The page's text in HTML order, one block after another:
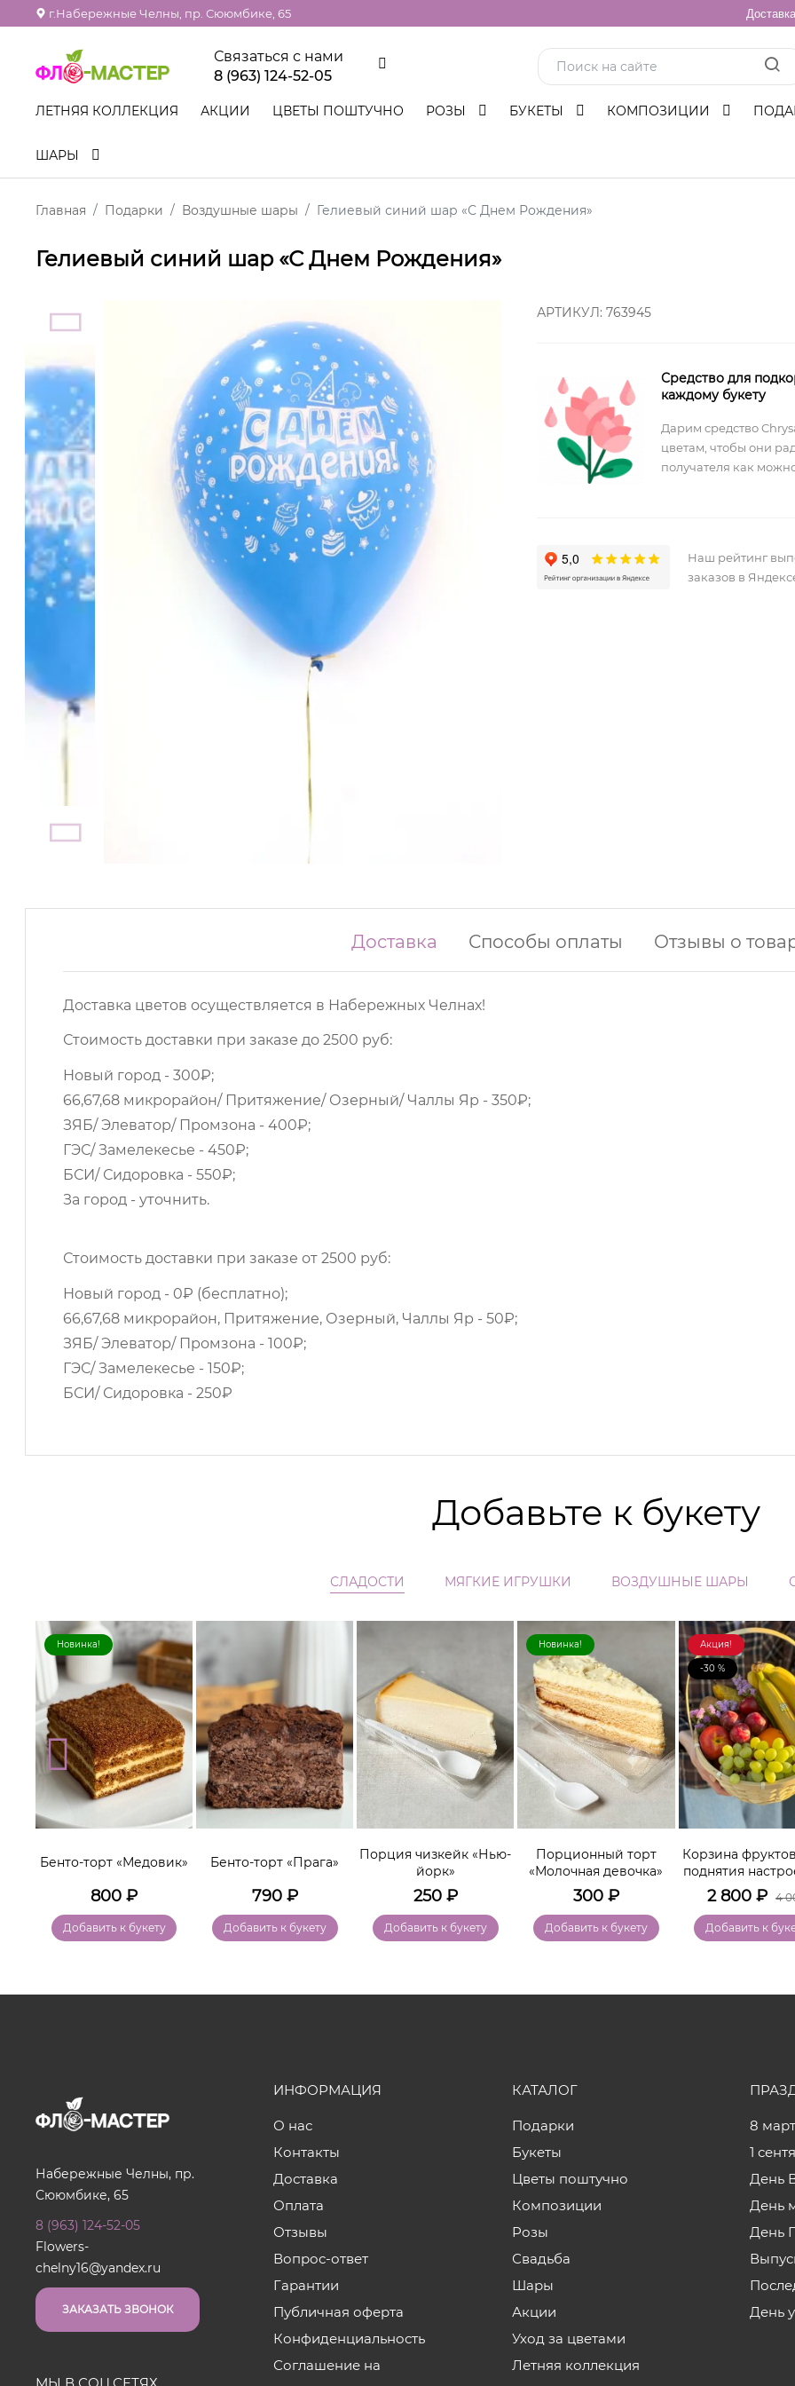
г.Набережные Челны, пр. Сююмбике, 65 Доставка
Связаться с нами
8 (963) 124-52-05
ЛЕТНЯЯ КОЛЛЕКЦИЯ АКЦИИ ЦВЕТЫ ПОШТУЧНО РОЗЫ БУКЕТЫ КОМПОЗИЦИИ
ШАРЫ
Главная Подарки Воздушные шары Гелиевый синий шар «С Днем Рождения»
Гелиевый синий шар «С Днем Рождения»
АРТИКУЛ: 763945
Средство для
каждому букету
Дарим средство
цветам, чтобы они
получателя как
Наш рейтинг
заказов в
Доставка Способы оплаты Отзывы о
Доставка цветов осуществляется в Набережных Челнах!
Стоимость доставки при заказе до 2500 руб:
Новый город - 300₽;
66,67,68 микрорайон/ Притяжение/ Озерный/ Чаллы Яр - 350₽;
ЗЯБ/ Элеватор/ Промзона - 400₽;
ГЭС/ Замелекесье - 450₽;
БСИ/ Сидоровка - 550₽;
За город - уточнить.
Стоимость доставки при заказе от 2500 руб:
Новый город - 0₽ (бесплатно);
66,67,68 микрорайон, Притяжение, Озерный, Чаллы Яр - 50₽;
ЗЯБ/ Элеватор/ Промзона - 100₽;
ГЭС/ Замелекесье - 150₽;
БСИ/ Сидоровка - 250₽
Добавьте к букету
СЛАДОСТИ МЯГКИЕ ИГРУШКИ ВОЗДУШНЫЕ ШАРЫ
Новинка!
Бенто-торт «Медовик»
800 ₽
Добавить к букету
Бенто-торт «Прага»
790₽
Добавить к букету
Порция чизкейк «Нью-
йорк»
250₽
Добавить к букету
Новинка!
Порционный торт
«Молочная девочка»
300₽
Добавить к букету
Акция!
-30 %
Корзина
поднятия
2 800 ₽ 4
Добавить к
Набережные Челны, пр.
Сююмбике, 65
8 (963) 124-52-05
Flowers-
chelny16@yandex.ru
ЗАКАЗАТЬ ЗВОНОК
ИНФОРМАЦИЯ
О нас
Контакты
Доставка
Оплата
Отзывы
Вопрос-ответ
Гарантии
Публичная оферта
Конфиденциальность
Соглашение на
КАТАЛОГ
Подарки
Букеты
Цветы поштучно
Композиции
Розы
Свадьба
Шары
Акции
Уход за цветами
Летняя коллекция
8
1
День
День
День
День